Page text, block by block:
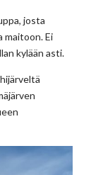
josta
maitoon. Ei
kylään asti.